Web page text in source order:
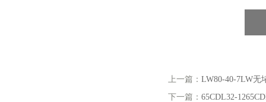
上一篇： LW80-40-7LW无
下一篇： 65CDL32-